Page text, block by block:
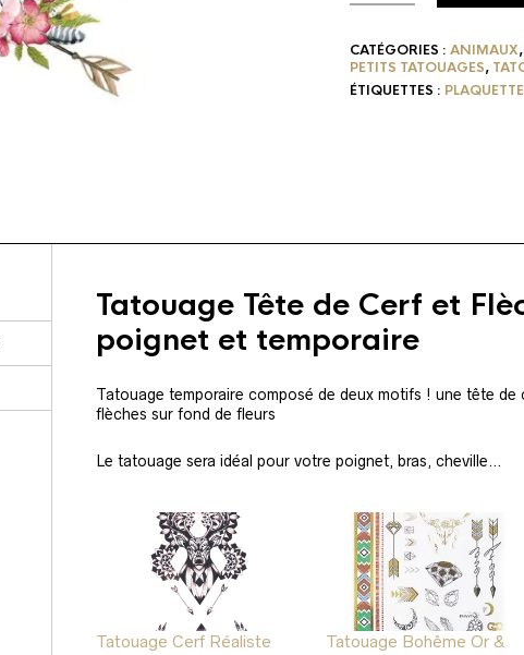
CATÉGORIES : ANIMAUX,
PETITS TATOUAGES,
ÉTIQUETTES : PLAQUETTE
Tatouage Tête de Cerf et
poignet et temporaire
Tatouage temporaire composé de deux motifs ! une tête
flèches sur fond de fleurs
Le tatouage sera idéal pour votre poignet, bras, cheville…
Tatouage Cerf Réaliste
Tatouage Bohême Or &